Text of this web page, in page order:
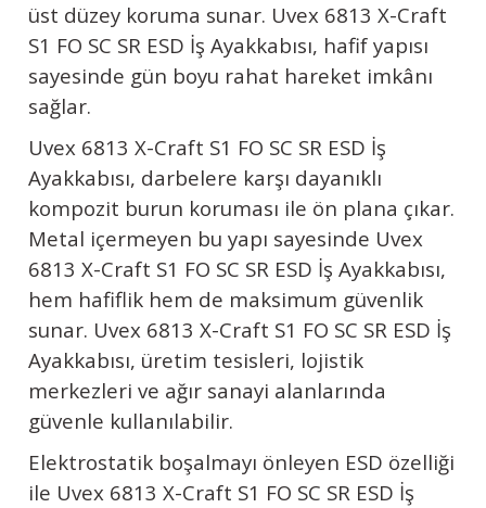
üst düzey koruma sunar. Uvex 6813 X-Craft
S1 FO SC SR ESD İş Ayakkabısı, hafif yapısı
sayesinde gün boyu rahat hareket imkânı
sağlar.
Uvex 6813 X-Craft S1 FO SC SR ESD İş
Ayakkabısı, darbelere karşı dayanıklı
kompozit burun koruması ile ön plana çıkar.
Metal içermeyen bu yapı sayesinde Uvex
6813 X-Craft S1 FO SC SR ESD İş Ayakkabısı,
hem hafiflik hem de maksimum güvenlik
sunar. Uvex 6813 X-Craft S1 FO SC SR ESD İş
Ayakkabısı, üretim tesisleri, lojistik
merkezleri ve ağır sanayi alanlarında
güvenle kullanılabilir.
Elektrostatik boşalmayı önleyen ESD özelliği
ile Uvex 6813 X-Craft S1 FO SC SR ESD İş